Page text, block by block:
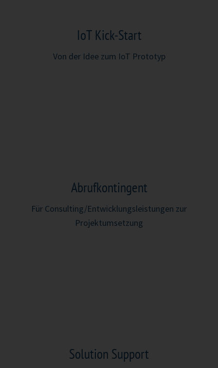
IoT Kick-Start
Von der Idee zum IoT Prototyp
Abrufkontingent
Für Consulting/Entwicklungsleistungen zur
Projektumsetzung
Solution Support